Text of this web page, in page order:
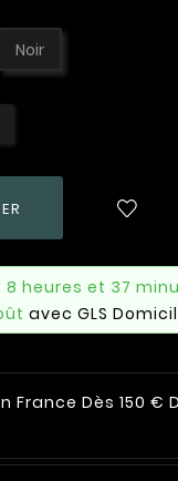
Noir
8 heures et 37
avec GLS
France Dès 150 €